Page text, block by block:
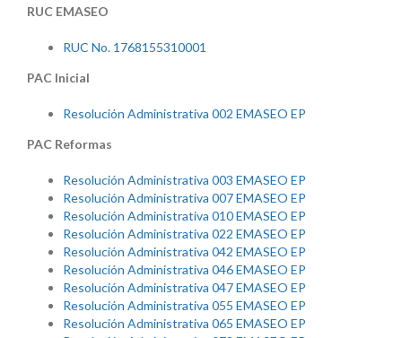
RUC EMASEO
RUC No. 1768155310001
PAC Inicial
Resolución Administrativa 002 EMASEO EP
PAC Reformas
Resolución Administrativa 003 EMASEO EP
Resolución Administrativa 007 EMASEO EP
Resolución Administrativa 010 EMASEO EP
Resolución Administrativa 022 EMASEO EP
Resolución Administrativa 042 EMASEO EP
Resolución Administrativa 046 EMASEO EP
Resolución Administrativa 047 EMASEO EP
Resolución Administrativa 055 EMASEO EP
Resolución Administrativa 065 EMASEO EP